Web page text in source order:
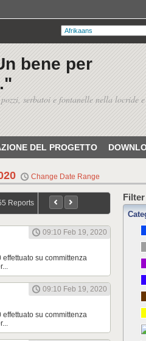
bene per
serbatoi e fontanelle nella locride e
DEL PROGETTO
Change Date Range
Reports
09:10 Feb 19, 2020
su committenza
09:10 Feb 19, 2020
su committenza